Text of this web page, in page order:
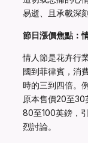
易逝、且承載深
節日漲價焦點：
情人節是花卉行
國到菲律賓，消
時的三到四倍。
原本售價20至30
80至100英鎊，
烈討論。